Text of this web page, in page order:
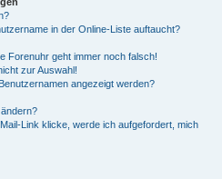
in der Online-Liste auftaucht?
Forenuhr geht immer noch falsch!
zur Auswahl!
angezeigt werden?
Link klicke, werde ich aufgefordert, mich